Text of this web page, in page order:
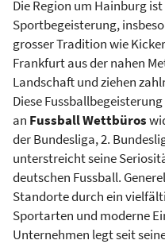
Die Region um Hainburg
Sportbegeisterung,
grosser Tradition wie
Frankfurt aus der nahen
Landschaft und ziehen
Diese
an Fussball Wettbüros
der Bundesliga, 2.
unterstreicht seine
deutschen Fussball.
Standorte durch ein
Sportarten und moderne
Unternehmen legt seit